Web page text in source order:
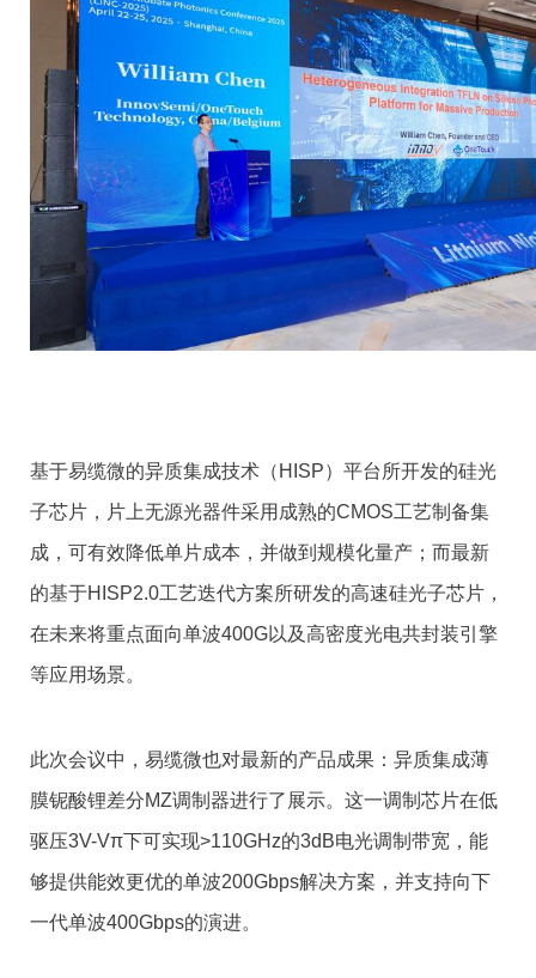
基于易缆微的异质集成技术（HISP）平台所开发的硅光
子芯片，片上无源光器件采用成熟的CMOS工艺制备集
成，可有效降低单片成本，并做到规模化量产；而最新
的基于HISP2.0工艺迭代方案所研发的高速硅光子芯片，
在未来将重点面向单波400G以及高密度光电共封装引擎
等应用场景。
此次会议中，易缆微也对最新的产品成果：异质集成薄
膜铌酸锂差分MZ调制器进行了展示。这一调制芯片在低
驱压3V-Vπ下可实现>110GHz的3dB电光调制带宽，能
够提供能效更优的单波200Gbps解决方案，并支持向下
一代单波400Gbps的演进。